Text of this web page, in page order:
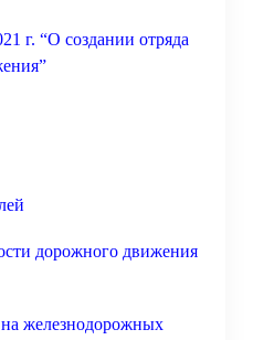
г. “О создании отряда
дорожного движения
железнодорожных